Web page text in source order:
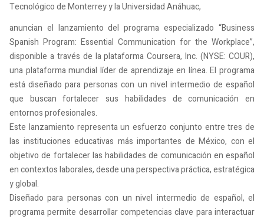
Tecnológico de Monterrey y la Universidad Anáhuac,
anuncian el lanzamiento del programa especializado “Business
Spanish Program: Essential Communication for the Workplace”,
disponible a través de la plataforma Coursera, Inc. (NYSE: COUR),
una plataforma mundial líder de aprendizaje en línea. El programa
está diseñado para personas con un nivel intermedio de español
que buscan fortalecer sus habilidades de comunicación en
entornos profesionales.
Este lanzamiento representa un esfuerzo conjunto entre tres de
las instituciones educativas más importantes de México, con el
objetivo de fortalecer las habilidades de comunicación en español
en contextos laborales, desde una perspectiva práctica, estratégica
y global.
Diseñado para personas con un nivel intermedio de español, el
programa permite desarrollar competencias clave para interactuar